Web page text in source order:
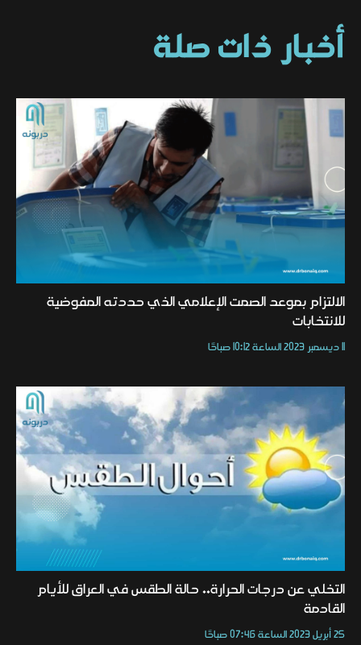
أخبار ذات صلة
الالتزام بموعد الصمت الإعلامي الذي حددته المفوضية
للانتخابات
11 ديسمبر 2023 الساعة 10:12 صباحًا
التخلي عن درجات الحرارة.. حالة الطقس في العراق للأيام
القادمة
25 أبريل 2023 الساعة 07:46 صباحًا